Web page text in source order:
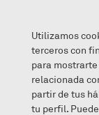
Herri
Utilizamos
terceros con
para
relacionada
partir de tus
tu perfil.